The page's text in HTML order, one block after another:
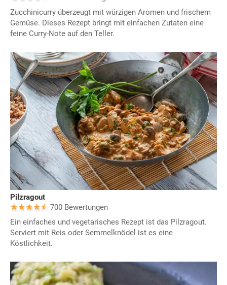
Zucchinicurry überzeugt mit würzigen Aromen und frischem
Gemüse. Dieses Rezept bringt mit einfachen Zutaten eine
feine Curry-Note auf den Teller.
Pilzragout
700 Bewertungen
Ein einfaches und vegetarisches Rezept ist das Pilzragout.
Serviert mit Reis oder Semmelknödel ist es eine
Köstlichkeit.